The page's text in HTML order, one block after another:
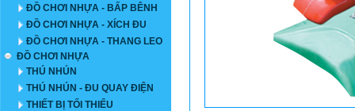
ĐỒ CHƠI NHỰA - BẤP BÊNH
ĐỒ CHƠI NHỰA - XÍCH ĐU
ĐỒ CHƠI NHỰA - THANG LEO
ĐỒ CHƠI NHỰA
THÚ NHÚN
THÚ NHÚN - ĐU QUAY ĐIỆN
THIẾT BỊ TỐI THIỂU